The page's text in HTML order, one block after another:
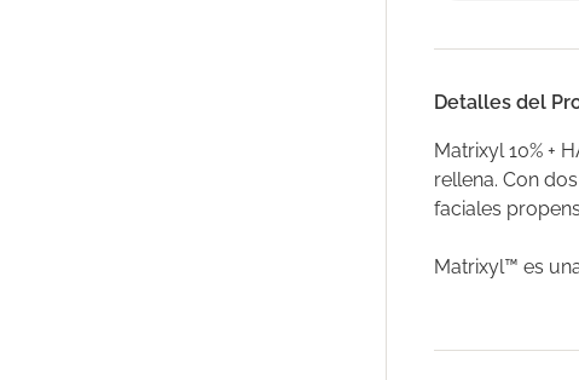
Detalles del
Matrixyl 10% +
rellena. Con
faciales
Matrixyl™ es